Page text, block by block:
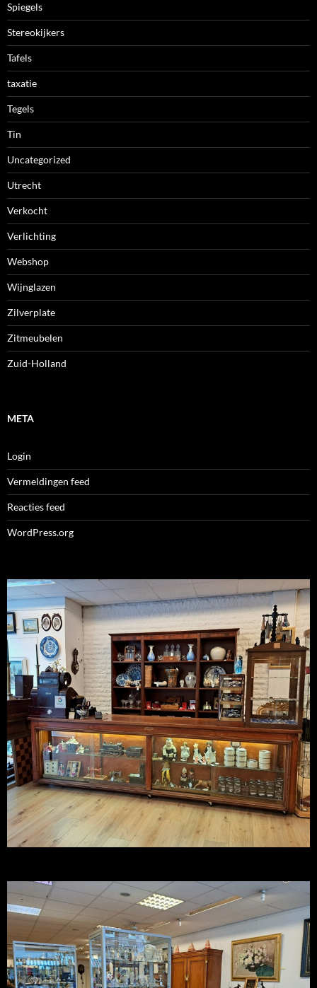
Spiegels
Stereokijkers
Tafels
taxatie
Tegels
Tin
Uncategorized
Utrecht
Verkocht
Verlichting
Webshop
Wijnglazen
Zilverplate
Zitmeubelen
Zuid-Holland
META
Login
Vermeldingen feed
Reacties feed
WordPress.org